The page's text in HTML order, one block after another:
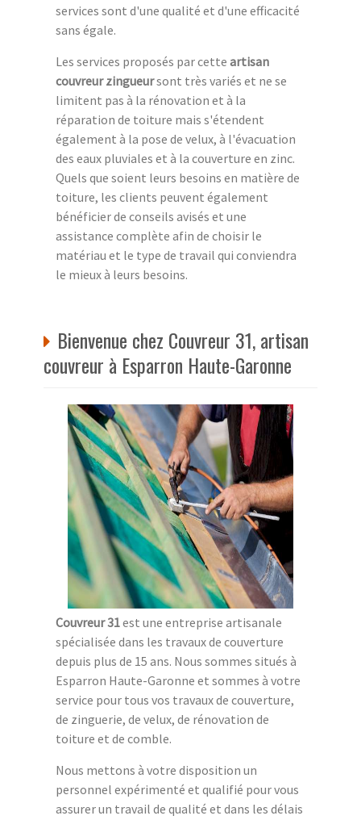
services sont d'une qualité et d'une efficacité
sans égale.
Les services proposés par cette artisan
couvreur zingueursont très variés et ne se
limitent pas à la rénovation et à la
réparation de toiture mais s'étendent
également à la pose de velux, à l'évacuation
des eaux pluviales et à la couverture en zinc.
Quels que soient leurs besoins en matière de
toiture, les clients peuvent également
bénéficier de conseils avisés et une
assistance complète afin de choisir le
matériau et le type de travail qui conviendra
le mieux à leurs besoins.
Bienvenue chez Couvreur 31, artisan
couvreur à Esparron Haute-Garonne
Couvreur 31est une entreprise artisanale
spécialisée dans les travaux de couverture
depuis plus de 15 ans. Nous sommes situés à
Esparron Haute-Garonne et sommes à votre
service pour tous vos travaux de couverture,
de zinguerie, de velux, de rénovation de
toiture et de comble.
Nous mettons à votre disposition un
personnel expérimenté et qualifié pour vous
assurer un travail de qualité et dans les délais